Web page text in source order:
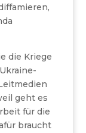
die Kriege
geht es
für die
braucht